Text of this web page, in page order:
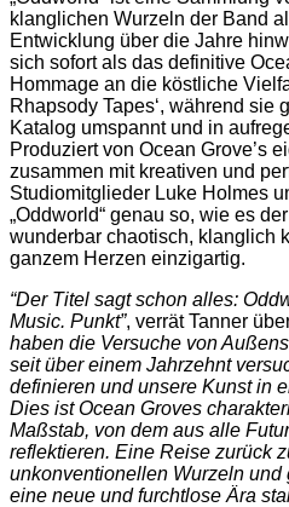
klanglichen Wurzeln der Band
Entwicklung über die Jahre
sich sofort als das definitive
Hommage an die köstliche
Rhapsody Tapes‘, während sie
Katalog umspannt und in
Produziert von Ocean Grove’s
zusammen mit kreativen und
Studiomitglieder Luke Holmes
„Oddworld“ genau so, wie es
wunderbar chaotisch, klanglich
ganzem Herzen einzigartig.
“Der Titel sagt schon alles:
Music. Punkt”, verrät Tanner
haben die Versuche von
seit über einem Jahrzehnt
definieren und unsere Kunst in
Dies ist Ocean Groves
Maßstab, von dem aus alle
reflektieren. Eine Reise zurück
unkonventionellen Wurzeln
eine neue und furchtlose Ära